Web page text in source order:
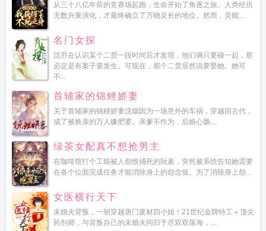
从三十八亿年前的竞赛场起跑，生命开始了角逐之旅。人类经历
无数兴衰演化，才最终确立了万物灵长的地位。然而，灵能...
名门女探
沈乔在认识某个二货一段时间后才发现，他们俩只要碰一起，那
必定是有案子要发生。可现在，那个二货居然说要娶她。她可
不...
首辅家的锦鲤娇妻
关于首辅家的锦鲤娇妻沈烟因为一场意外的车祸，穿越回古代，
成了被换亲的万人嫌肥婆。亲爹不作为，后娘心肠...
绿茶女配真不想抢男主
在咖啡馆打个工能被人怨恨捅死的阮素，突然被系统告知她需要
在各个位面完成任务才能消除身上的怨念值。为了消除身上怨...
女医横行天下
未婚夫背叛，一朝穿越唐门废材四小姐！21世纪金牌特工＋顶尖
药剂师，与背叛自己的未婚夫同归于尽双双落海，...